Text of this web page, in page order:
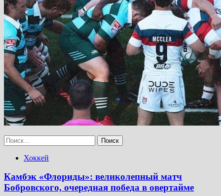
Найти:
Хоккей
Камбэк «Флориды»: великолепный матч
Бобровского, очередная победа в овертайме